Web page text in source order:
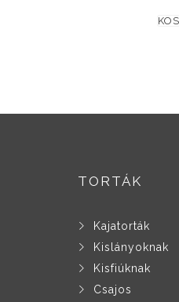
TORTÁK
Kajatorták
Kislányoknak
Kisfiúknak
Csajos